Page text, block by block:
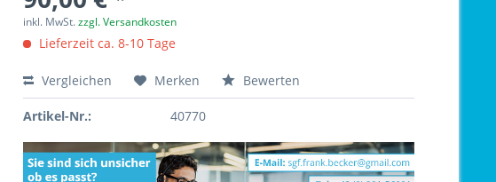
inkl. MwSt.zzgl. Versandkosten
Lieferzeit ca. 8-10 Tage
Vergleichen Merken Bewerten
Artikel-Nr.: 40770